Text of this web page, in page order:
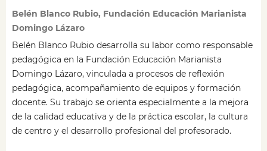
Belén Blanco Rubio, Fundación Educación Marianista
Domingo Lázaro
Belén Blanco Rubio desarrolla su labor como responsable
pedagógica en la Fundación Educación Marianista
Domingo Lázaro, vinculada a procesos de reflexión
pedagógica, acompañamiento de equipos y formación
docente. Su trabajo se orienta especialmente a la mejora
de la calidad educativa y de la práctica escolar, la cultura
de centro y el desarrollo profesional del profesorado.